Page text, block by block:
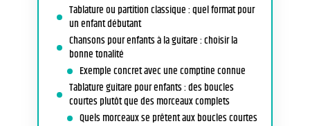
Tablature ou partition classique : quel format pour
un enfant débutant
Chansons pour enfants à la guitare : choisir la
bonne tonalité
Exemple concret avec une comptine connue
Tablature guitare pour enfants : des boucles
courtes plutôt que des morceaux complets
Quels morceaux se prêtent aux boucles courtes